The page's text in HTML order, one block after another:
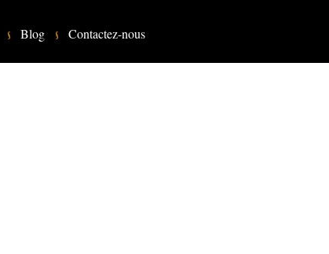
Blog Contactez-nous